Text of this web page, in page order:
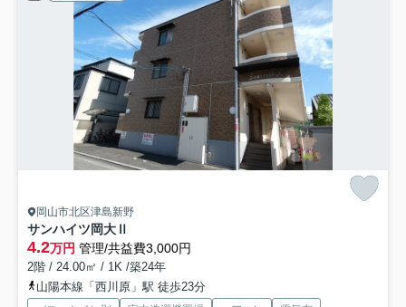
岡山市北区津島新野
サンハイツ岡大Ⅱ
4.2万円 管理/共益費3,000円
2階 / 24.00㎡ / 1K /築24年
山陽本線「西川原」駅 徒歩23分